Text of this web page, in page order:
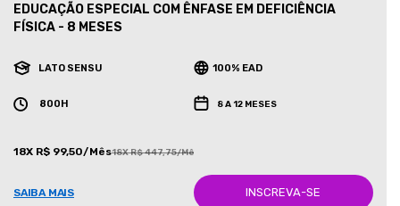
EDUCAÇÃO ESPECIAL COM ÊNFASE EM DEFICIÊNCIA
FÍSICA - 8 MESES
LATO SENSU 100% EAD
800H 8 A 12 MESES
18X R$ 99,50/Mês18X R$ 447,75/Mês
SAIBA MAIS INSCREVA-SE